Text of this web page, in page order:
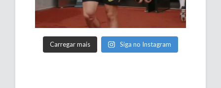
Carregar mais Siga no Instagram